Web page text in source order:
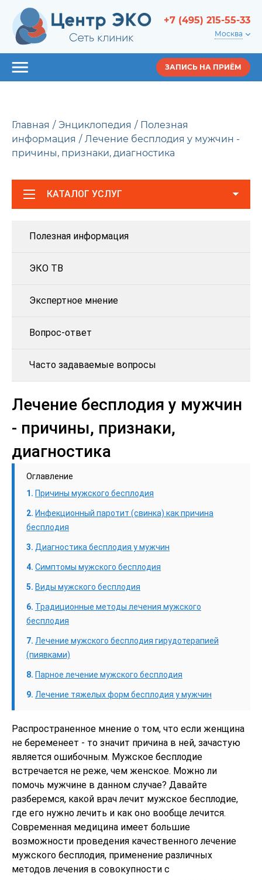
+7 (495) 215-55-33
Москва
ЗАПИСЬ НА ПРИЁМ
Главная Энциклопедия
Полезная
информация
Лечение бесплодия у мужчин -
причины, признаки, диагностика
КАТАЛОГ УСЛУГ
Полезная информация
ЭКО ТВ
Экспертное мнение
Вопрос-ответ
Часто задаваемые вопросы
Лечение бесплодия у мужчин
- причины, признаки,
диагностика
Оглавление
Причины мужского бесплодия
Инфекционный паротит (свинка) как причина
бесплодия
Диагностика бесплодия у мужчин
Симптомы мужского бесплодия
Виды мужского бесплодия
Традиционные методы лечения мужского
бесплодия
Лечение мужского бесплодия гирудотерапией
(пиявками)
Парное лечение мужского бесплодия
Лечение тяжелых форм бесплодия у мужчин
Распространенное мнение о том, что если женщина
не беременеет - то значит причина в ней, зачастую
является ошибочным. Мужское бесплодие
встречается не реже, чем женское. Можно ли
помочь мужчине в данном случае? Давайте
разберемся, какой врач лечит мужское бесплодие,
где его нужно лечить и как оно вообще лечится.
Современная медицина имеет большие
возможности проведения качественного лечение
мужского бесплодия, применение различных
методов лечения в совокупности с